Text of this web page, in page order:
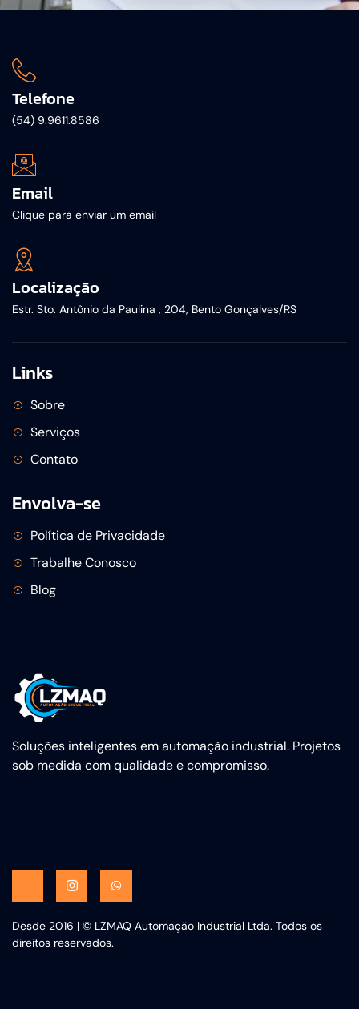
Soluções inteligentes em automação industrial. Projetos
sob medida com qualidade e compromisso.
Telefone
(54) 9.9611.8586
Email
Clique para enviar um email
Localização
Estr. Sto. Antônio da Paulina , 204, Bento Gonçalves/RS
Links
Sobre
Serviços
Contato
Envolva-se
Política de Privacidade
Trabalhe Conosco
Blog
Desde 2016 | © LZMAQ Automação Industrial Ltda. Todos os
direitos reservados.